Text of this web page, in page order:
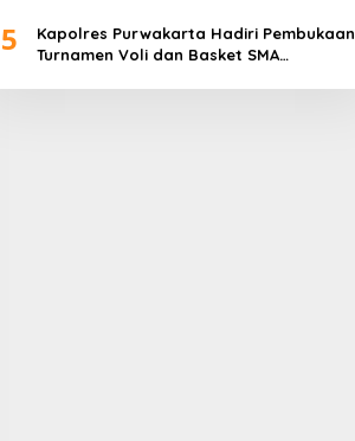
5
Kapolres Purwakarta Hadiri Pembukaan
Turnamen Voli dan Basket SMA